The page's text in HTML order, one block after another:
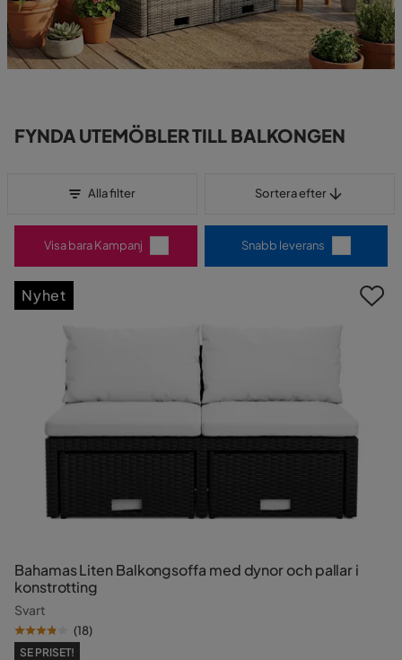
FYNDA UTEMÖBLER TILL BALKONGEN
Alla filter Sortera efter
Visa bara Kampanj Snabb leverans
Bahamas Liten Balkongsoffa med dynor och pallar i
konstrotting
Svart
(18)
SE PRISET!
Nyhet